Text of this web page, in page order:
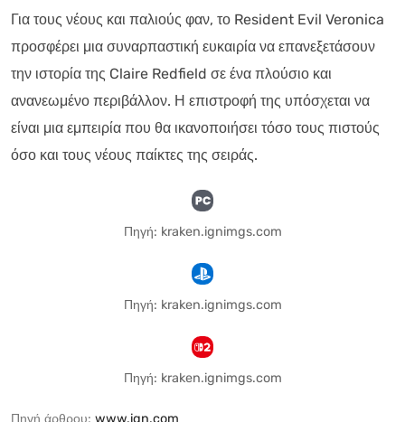
Για τους νέους και παλιούς φαν, το Resident Evil Veronica
προσφέρει μια συναρπαστική ευκαιρία να επανεξετάσουν
την ιστορία της Claire Redfield σε ένα πλούσιο και
ανανεωμένο περιβάλλον. Η επιστροφή της υπόσχεται να
είναι μια εμπειρία που θα ικανοποιήσει τόσο τους πιστούς
όσο και τους νέους παίκτες της σειράς.
Πηγή: kraken.ignimgs.com
Πηγή: kraken.ignimgs.com
Πηγή: kraken.ignimgs.com
Πηγή άρθρου: www.ign.com